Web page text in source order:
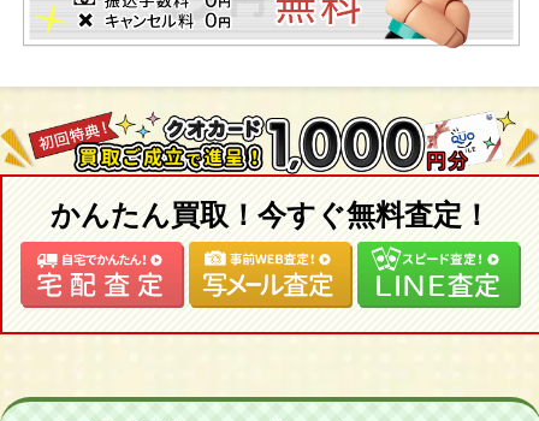
かんたん買取！今すぐ無料査定！